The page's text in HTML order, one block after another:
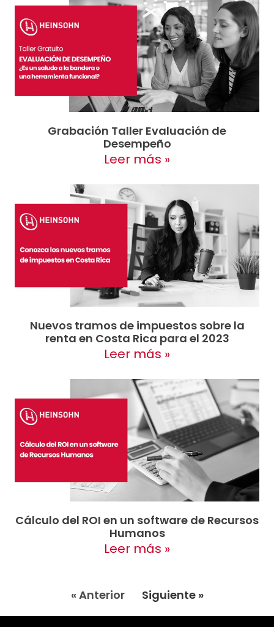
Grabación Taller Evaluación de
Desempeño
Leer más »
Nuevos tramos de impuestos sobre la
renta en Costa Rica para el 2023
Leer más »
Cálculo del ROI en un software de Recursos
Humanos
Leer más »
« Anterior Siguiente »